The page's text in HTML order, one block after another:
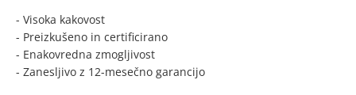
- Visoka kakovost
- Preizkušeno in certificirano
- Enakovredna zmogljivost
- Zanesljivo z 12-mesečno garancijo